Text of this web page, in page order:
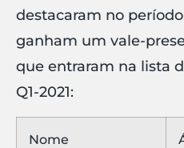
destacaram no
ganham um vale-
que entraram na lista
Q1-2021:
Nome